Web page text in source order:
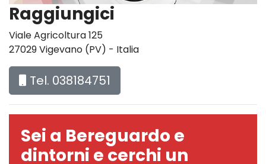
Raggiungici
Viale Agricoltura 125
27029 Vigevano (PV) - Italia
Tel. 038184751
Sei a Bereguardo e
dintorni e cerchi un